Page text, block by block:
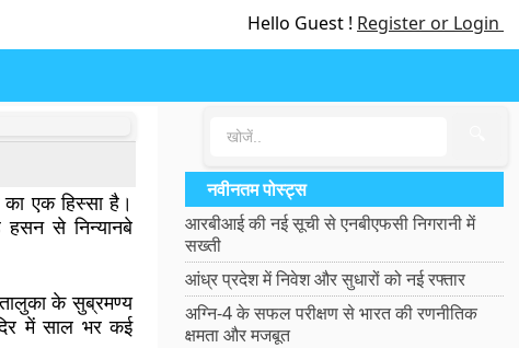
Hello Guest ! Register or Login
एक हिस्सा है।
से निन्यानबे
तालुका के सुब्रमण्य
में साल भर कई
नवीनतम पोस्ट्स
आरबीआई की नई सूची से एनबीएफसी निगरानी में
सख्ती
आंध्र प्रदेश में निवेश और सुधारों को नई रफ्तार
अग्नि-4 के सफल परीक्षण से भारत की रणनीतिक
क्षमता और मजबूत